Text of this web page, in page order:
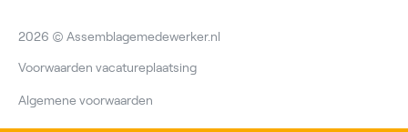
2026 © Assemblagemedewerker.nl
Voorwaarden vacatureplaatsing
Algemene voorwaarden